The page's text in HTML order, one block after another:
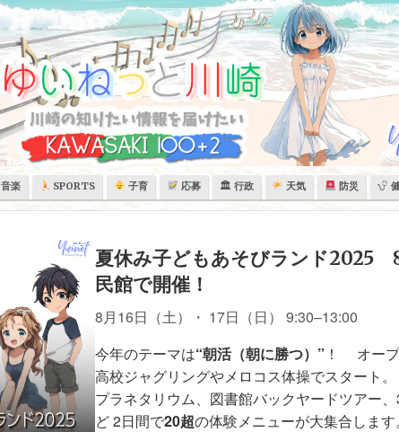
音楽 SPORTS 子育 応募 🏛 行政 天気 防災
夏休み子どもあそびランド2025
民館で開催！
8月16日（土） ・ 17日（日）
9:30–13:00
今年のテーマは“朝活（朝に勝つ）” ！ オー
高校ジャグリングやメロコス体操でスタート。
プラネタリウム、図書館バックヤードツアー
ど 2日間で20超の体験メニューが大集合します